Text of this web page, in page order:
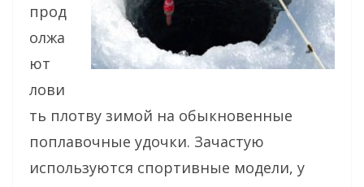
прод
олжа
ют
лови
ть плотву зимой на обыкновенные
поплавочные удочки. Зачастую
используются спортивные модели, у